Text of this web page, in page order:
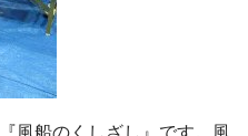
風船のくしざし』です。風